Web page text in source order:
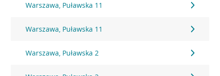
Warszawa, Puławska 11
Warszawa, Puławska 11
Warszawa, Puławska 2